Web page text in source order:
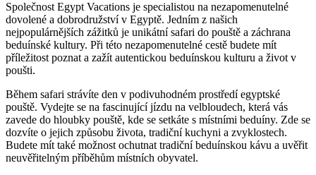
Společnost Egypt Vacations je specialistou na nezapomenutelné
dovolené a dobrodružství v Egyptě. Jedním z našich
nejpopulárnějších zážitků je unikátní safari do pouště a záchrana
beduínské kultury. Při této nezapomenutelné cestě budete mít
příležitost poznat a zažít autentickou beduínskou kulturu a život v
poušti.
Během safari strávíte den v podivuhodném prostředí egyptské
pouště. Vydejte se na fascinující jízdu na velbloudech, která vás
zavede do hloubky pouště, kde se setkáte s místními beduíny. Zde se
dozvíte o jejich způsobu života, tradiční kuchyni a zvyklostech.
Budete mít také možnost ochutnat tradiční beduínskou kávu a uvěřit
neuvěřitelným příběhům místních obyvatel.